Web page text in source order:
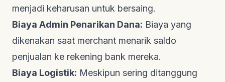
menjadi keharusan untuk bersaing.
Biaya Admin Penarikan Dana: Biaya yang
dikenakan saat merchant menarik saldo
penjualan ke rekening bank mereka.
Biaya Logistik: Meskipun sering ditanggung